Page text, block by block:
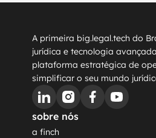
A primeira big.legal.tech do
jurídica e tecnologia
plataforma estratégica de
simplificar o seu mundo
sobre nós
a finch